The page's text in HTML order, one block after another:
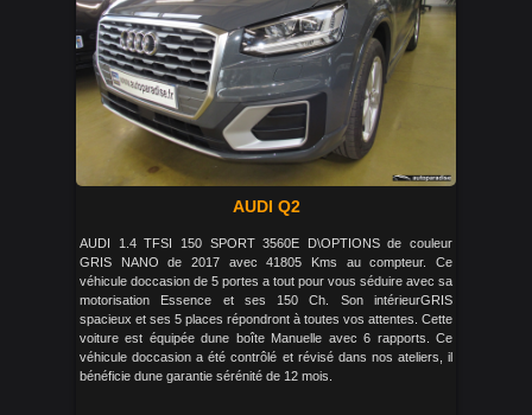
AUDI Q2
AUDI 1.4 TFSI 150 SPORT 3560E D\OPTIONS de couleur
GRIS NANO de 2017 avec 41805 Kms au compteur. Ce
véhicule doccasion de 5 portes a tout pour vous séduire avec sa
motorisation Essence et ses 150 Ch. Son intérieurGRIS
spacieux et ses 5 places répondront à toutes vos attentes. Cette
voiture est équipée dune boîte Manuelle avec 6 rapports. Ce
véhicule doccasion a été contrôlé et révisé dans nos ateliers, il
bénéficie dune garantie sérénité de 12 mois.